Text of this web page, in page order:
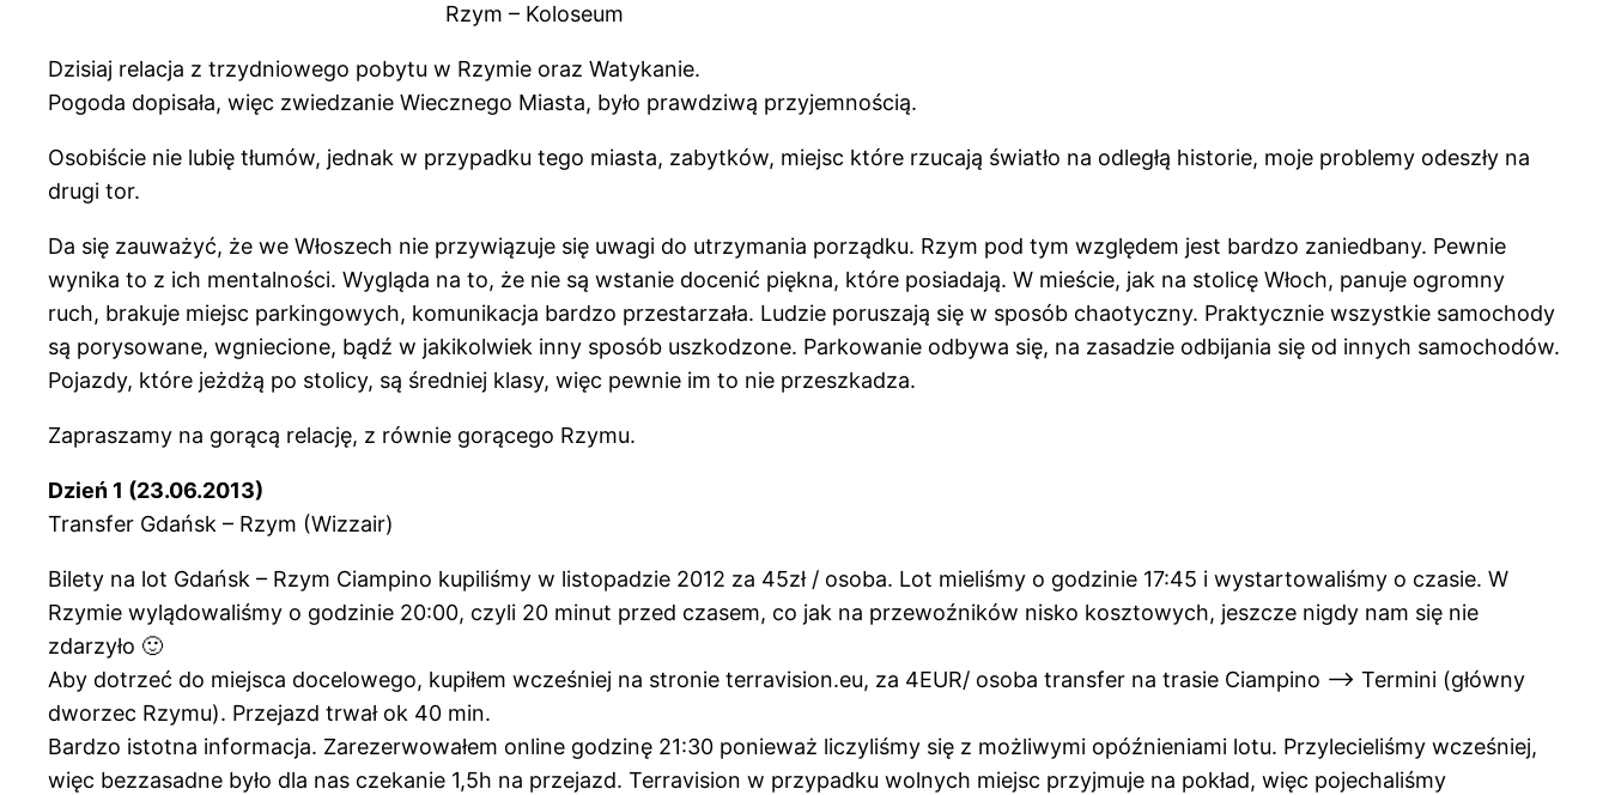
Rzym – Koloseum
Dzisiaj relacja z trzydniowego pobytu w Rzymie oraz Watykanie.
Pogoda dopisała, więc zwiedzanie Wiecznego Miasta, było prawdziwą przyjemnością.
Osobiście nie lubię tłumów, jednak w przypadku tego miasta, zabytków, miejsc które rzucają światło na odległą historie, moje problemy odeszły na
drugi tor.
Da się zauważyć, że we Włoszech nie przywiązuje się uwagi do utrzymania porządku. Rzym pod tym względem jest bardzo zaniedbany. Pewnie
wynika to z ich mentalności. Wygląda na to, że nie są wstanie docenić piękna, które posiadają. W mieście, jak na stolicę Włoch, panuje ogromny
ruch, brakuje miejsc parkingowych, komunikacja bardzo przestarzała. Ludzie poruszają się w sposób chaotyczny. Praktycznie wszystkie samochody
są porysowane, wgniecione, bądź w jakikolwiek inny sposób uszkodzone. Parkowanie odbywa się, na zasadzie odbijania się od innych samochodów.
Pojazdy, które jeżdżą po stolicy, są średniej klasy, więc pewnie im to nie przeszkadza.
Zapraszamy na gorącą relację, z równie gorącego Rzymu.
Dzień 1 (23.06.2013)
Transfer Gdańsk – Rzym (Wizzair)
Bilety na lot Gdańsk – Rzym Ciampino kupiliśmy w listopadzie 2012 za 45zł / osoba. Lot mieliśmy o godzinie 17:45 i wystartowaliśmy o czasie. W
Rzymie wylądowaliśmy o godzinie 20:00, czyli 20 minut przed czasem, co jak na przewoźników nisko kosztowych, jeszcze nigdy nam się nie
zdarzyło 🙂
Aby dotrzeć do miejsca docelowego, kupiłem wcześniej na stronie terravision.eu, za 4EUR/ osoba transfer na trasie Ciampino –> Termini (główny
dworzec Rzymu). Przejazd trwał ok 40 min.
Bardzo istotna informacja. Zarezerwowałem online godzinę 21:30 ponieważ liczyliśmy się z możliwymi opóźnieniami lotu. Przylecieliśmy wcześniej,
więc bezzasadne było dla nas czekanie 1,5h na przejazd. Terravision w przypadku wolnych miejsc przyjmuje na pokład, więc pojechaliśmy